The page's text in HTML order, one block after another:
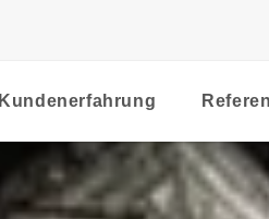
Kundenerfahrung